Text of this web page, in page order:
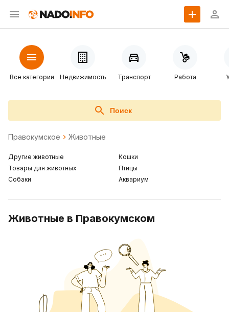
Все категории Недвижимость Транспорт Работа
Поиск
Правокумское Животные
Другие животные
Товары для животных
Собаки
Кошки
Птицы
Аквариум
Животные в Правокумском